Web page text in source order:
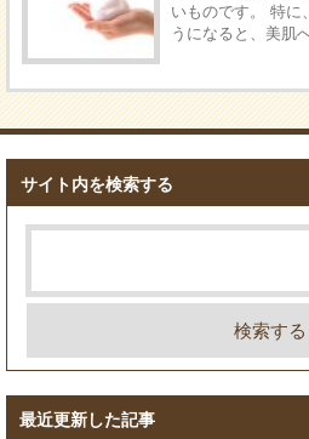
いものです。 特に
うになると、美肌
サイト内を検索する
最近更新した記事